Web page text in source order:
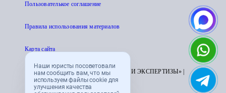
Наши юристы посоветовали
нам сообщить вам, что мы
используем файлы cookie для
улучшения качества
Пользователькое соглашение
Правила использования материалов
Карта сайта
© 1995 - 2026 «ЦЕНТР АТТЕСТАЦИИ И ЭКСПЕРТИЗЫ» |
CENTRATTEK.RU